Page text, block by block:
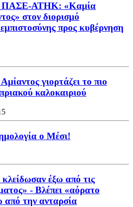
ΠΑΣΕ-ΑΤΗΚ: «Καμία
στον διορισμό
προς κυβέρνηση
γιορτάζει το πιο
καλοκαιριού
o Μέσι!
έξω από τις
- Βλέπει «αόρατο
από την ανταρσία